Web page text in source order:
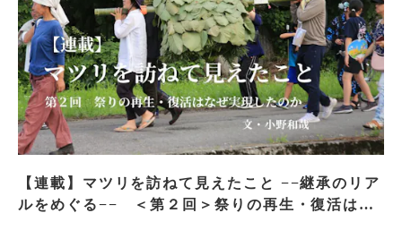
【連載】マツリを訪ねて見えたこと −−継承のリア
ルをめぐる−− ＜第２回＞祭りの再生・復活はな